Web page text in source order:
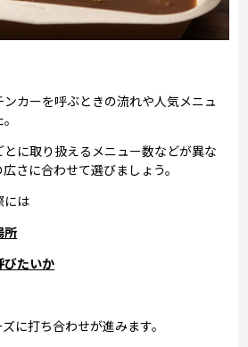
カーを呼ぶときの流れや人気メニュ
に取り扱えるメニュー数などが異な
さに合わせて選びましょう。
には
所
びたいか
に打ち合わせが進みます。